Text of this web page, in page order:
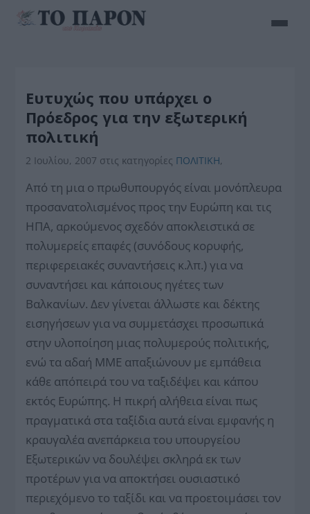
Ευτυχώς που υπάρχει ο
Πρόεδρος για την εξωτερική
πολιτική
2 Ιουλίου, 2007 στις κατηγορίες ΠΟΛΙΤΙΚΗ,
Από τη μια ο πρωθυπουργός είναι μονόπλευρα
προσανατολισμένος προς την Ευρώπη και τις
ΗΠΑ, αρκούμενος σχεδόν αποκλειστικά σε
πολυμερείς επαφές (συνόδους κορυφής,
περιφερειακές συναντήσεις κ.λπ.) για να
συναντήσει και κάποιους ηγέτες των
Βαλκανίων. Δεν γίνεται άλλωστε και δέκτης
εισηγήσεων για να συμμετάσχει προσωπικά
στην υλοποίηση μιας πολυμερούς πολιτικής,
ενώ τα αδαή ΜΜΕ απαξιώνουν με εμπάθεια
κάθε απόπειρά του να ταξιδέψει και κάπου
εκτός Ευρώπης. Η πικρή αλήθεια είναι πως
πραγματικά στα ταξίδια αυτά είναι εμφανής η
κραυγαλέα ανεπάρκεια του υπουργείου
Εξωτερικών να δουλέψει σκληρά εκ των
προτέρων για να αποκτήσει ουσιαστικό
περιεχόμενο το ταξίδι και να προετοιμάσει τον